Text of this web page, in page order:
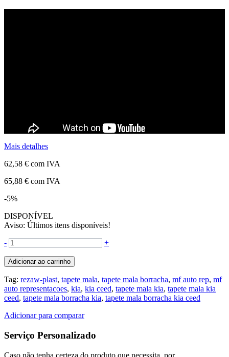
Mais detalhes
62,58 € com IVA
65,88 € com IVA
-5%
DISPONÍVEL
Aviso: Últimos itens disponíveis!
-
+
Adicionar ao carrinho
Tag: rezaw-plast, tapete mala, tapete mala borracha, mf auto rep, mf
auto representacoes, kia, kia ceed, tapete mala kia, tapete mala kia
ceed, tapete mala borracha kia, tapete mala borracha kia ceed
Adicionar para comparar
Serviço Personalizado
Caso não tenha certeza do produto que necessita, por